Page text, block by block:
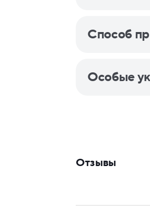
Способ
Особые
Отзывы